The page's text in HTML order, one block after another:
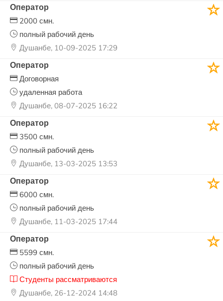
Оператор
2000 смн.
полный рабочий день
Душанбе, 10-09-2025 17:29
Оператор
Договорная
удаленная работа
Душанбе, 08-07-2025 16:22
Оператор
3500 смн.
полный рабочий день
Душанбе, 13-03-2025 13:53
Оператор
6000 смн.
полный рабочий день
Душанбе, 11-03-2025 17:44
Оператор
5599 смн.
полный рабочий день
Студенты рассматриваются
Душанбе, 26-12-2024 14:48